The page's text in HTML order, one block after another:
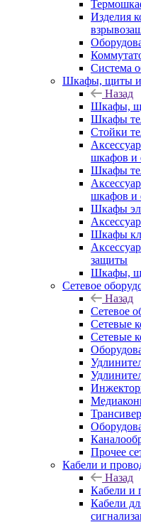
Изделия
Система
Шкафы, щиты и
Назад
Шкафы,
Шкафы
Стойки
шкафов и
Шкафы
шкафов и
Шкафы
Шкафы
защиты
Шкафы,
Сетевое
Назад
Сетевое
Сетевые
Сетевые
Прочее
Кабели и
Назад
Кабели и
Кабели